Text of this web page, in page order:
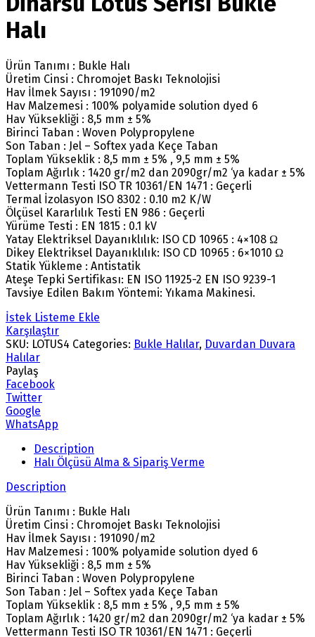
Halı
Ürün Tanımı : Bukle Halı
Üretim Cinsi : Chromojet Baskı Teknolojisi
Hav İlmek Sayısı : 191090/m2
Hav Malzemesi : 100% polyamide solution dyed 6
Hav Yüksekliği : 8,5 mm ± 5%
Birinci Taban : Woven Polypropylene
Son Taban : Jel – Softex yada Keçe Taban
Toplam Yükseklik : 8,5 mm ± 5% , 9,5 mm ± 5%
Toplam Ağırlık : 1420 gr/m2 dan 2090gr/m2 ‘ya kadar ± 5%
Vettermann Testi ISO TR 10361/EN 1471 : Geçerli
Termal İzolasyon ISO 8302 : 0.10 m2 K/W
Ölçüsel Kararlılık Testi EN 986 : Geçerli
Yürüme Testi : EN 1815 : 0.1 kV
Yatay Elektriksel Dayanıklılık: ISO CD 10965 : 4×108 Ω
Dikey Elektriksel Dayanıklılık: ISO CD 10965 : 6×1010 Ω
Statik Yükleme : Antistatik
Ateşe Tepki Sertifikası: EN ISO 11925-2 EN ISO 9239-1
Tavsiye Edilen Bakım Yöntemi: Yıkama Makinesi.
İstek Listeme Ekle
Karşılaştır
SKU: LOTUS4 Categories: Bukle Halılar, Duvardan Duvara
Halılar
Paylaş
Facebook
Twitter
Google
WhatsApp
Description
Halı Ölçüsü Alma & Sipariş Verme
Description
Ürün Tanımı : Bukle Halı
Üretim Cinsi : Chromojet Baskı Teknolojisi
Hav İlmek Sayısı : 191090/m2
Hav Malzemesi : 100% polyamide solution dyed 6
Hav Yüksekliği : 8,5 mm ± 5%
Birinci Taban : Woven Polypropylene
Son Taban : Jel – Softex yada Keçe Taban
Toplam Yükseklik : 8,5 mm ± 5% , 9,5 mm ± 5%
Toplam Ağırlık : 1420 gr/m2 dan 2090gr/m2 ‘ya kadar ± 5%
Vettermann Testi ISO TR 10361/EN 1471 : Geçerli